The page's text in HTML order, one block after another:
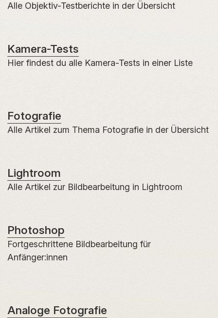
Alle Objektiv-Testberichte in der Übersicht
Kamera-Tests
Hier findest du alle Kamera-Tests in einer Liste
Fotografie
Alle Artikel zum Thema Fotografie in der Übersicht
Lightroom
Alle Artikel zur Bildbearbeitung in Lightroom
Photoshop
Fortgeschrittene Bildbearbeitung für
Anfänger:innen
Analoge Fotografie